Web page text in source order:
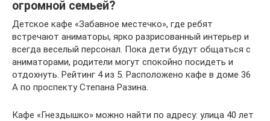
огромной семьей?
Детское кафе «Забавное местечко», где ребят
встречают аниматоры, ярко разрисованный интерьер и
всегда веселый персонал. Пока дети будут общаться с
аниматорами, родители могут спокойно посидеть и
отдохнуть. Рейтинг 4 из 5. Расположено кафе в доме 36
А по проспекту Степана Разина.
Кафе «Гнездышко» можно найти по адресу: улица 40 лет